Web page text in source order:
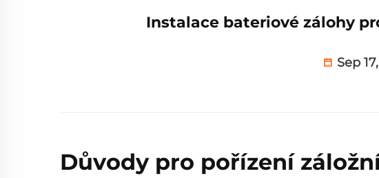
Instalace bateriové zálohy
Sep
Důvody pro pořízení